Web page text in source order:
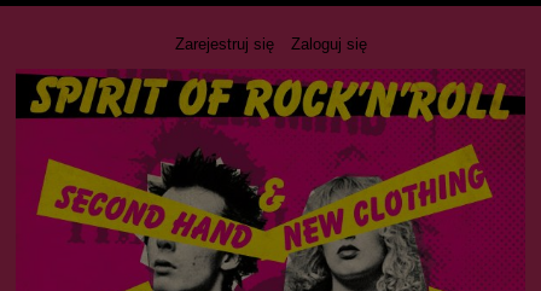
Zarejestruj się Zaloguj się